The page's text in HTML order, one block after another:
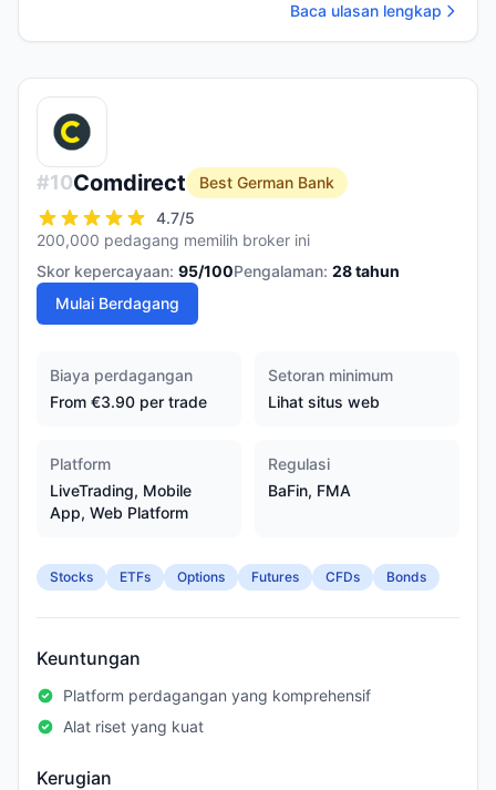
Baca ulasan lengkap
#10Comdirect
Best German Bank
4.7/5
200,000 pedagang memilih broker ini
Skor kepercayaan: 95/100Pengalaman: 28tahun
Mulai Berdagang
Biaya perdagangan
From €3.90 per trade
Setoran minimum
Lihat situs web
Platform
LiveTrading, Mobile
App, Web Platform
Regulasi
BaFin, FMA
Stocks ETFs Options Futures CFDs Bonds
Keuntungan
Platform perdagangan yang komprehensif
Alat riset yang kuat
Kerugian